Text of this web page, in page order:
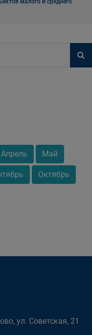
малого и среднего
Апрель Май
Октябрь
ул. Советская, 21